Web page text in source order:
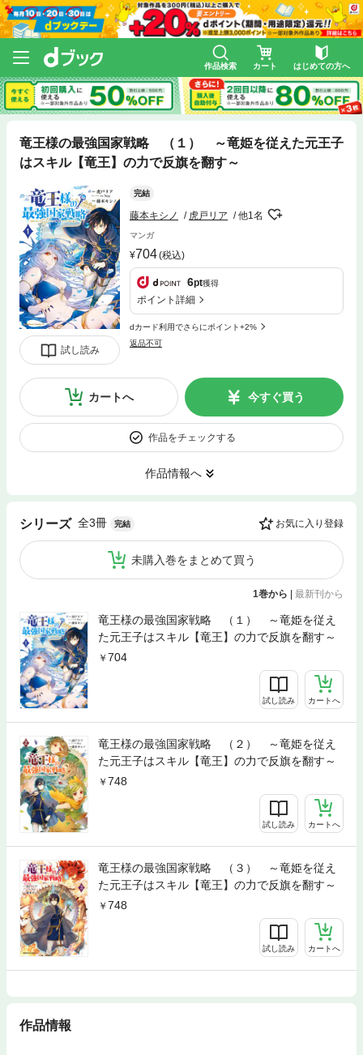
作品検索 カート はじめての方へ
竜王様の最強国家戦略 （１） ～竜姫を従えた元王子
はスキル【竜王】の力で反旗を翻す～
試し読み
完結
藤本キシノ 虎戸リア 他1名
マンガ
704(税込)
6pt獲得
ポイント詳細
dカード利用でさらにポイント+2%
返品不可
カートへ 今すぐ買う
作品をチェックする
作品情報へ
シリーズ 全3冊 完結 お気に入り登録
未購入巻をまとめて買う
1巻から | 最新刊から
竜王様の最強国家戦略 （１） ～竜姫を従え
た元王子はスキル【竜王】の力で反旗を翻す～
704
試し読み カートへ
竜王様の最強国家戦略 （２） ～竜姫を従え
た元王子はスキル【竜王】の力で反旗を翻す～
748
試し読み カートへ
竜王様の最強国家戦略 （３） ～竜姫を従え
た元王子はスキル【竜王】の力で反旗を翻す～
748
試し読み カートへ
作品情報